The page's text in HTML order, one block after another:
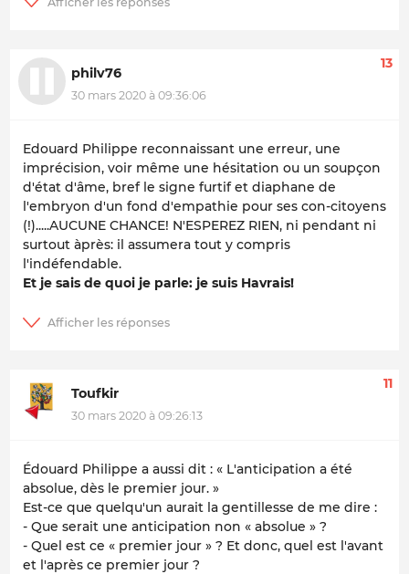
philv76
30 mars 2020 à 09:36:06
13
Edouard Philippe reconnaissant une erreur, une
imprécision, voir même une hésitation ou un soupçon
d'état d'âme, bref le signe furtif et diaphane de
l'embryon d'un fond d'empathie pour ses con-citoyens
(!).....AUCUNE CHANCE! N'ESPEREZ RIEN, ni pendant ni
surtout àprès: il assumera tout y compris
l'indéfendable.
Et je sais de quoi je parle: je suis Havrais!
Toufkir
30 mars 2020 à 09:26:13
11
Édouard Philippe a aussi dit : « L'anticipation a été
absolue, dès le premier jour. »
Est-ce que quelqu'un aurait la gentillesse de me dire :
- Que serait une anticipation non « absolue » ?
- Quel est ce « premier jour » ? Et donc, quel est l'avant
et l'après ce premier jour ?